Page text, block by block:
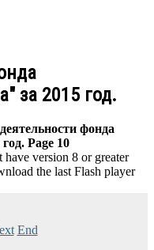
за 2015 год.
фонда
Page 10
version 8 or greater
the last Flash player
End